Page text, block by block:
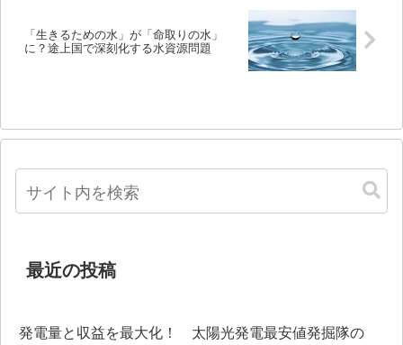
「生きるための水」が「命取りの水」
に？途上国で深刻化する水資源問題
最近の投稿
発電量と収益を最大化！ 太陽光発電最安値発掘隊の